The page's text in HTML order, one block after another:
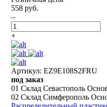
558 руб.
–
+
Артикул: EZ9E108S2FRU
под заказ
01 Склад Севастополь
02 Склад Симферополь